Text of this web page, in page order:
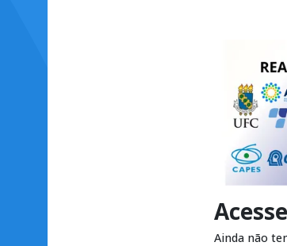
Ainda não